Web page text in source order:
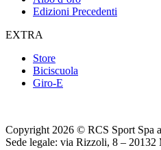
Edizioni Precedenti
EXTRA
Store
Biciscuola
Giro-E
Copyright 2026 © RCS Sport Spa
Sede legale: via Rizzoli, 8 – 20132